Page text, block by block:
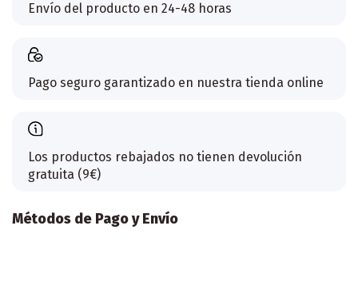
Envío del producto en 24-48 horas
Pago seguro garantizado en nuestra tienda online
Los productos rebajados no tienen devolución
gratuita (9€)
Métodos de Pago y Envío